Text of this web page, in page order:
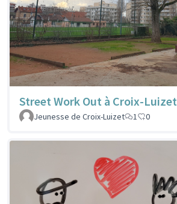
Street Work Out à Croix-Luizet
Jeunesse de Croix-Luizet
1 0